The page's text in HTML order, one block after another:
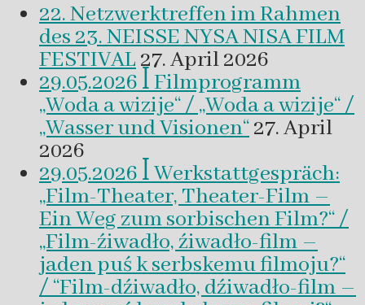
22. Netzwerktreffen im Rahmen
des 23. NEISSE NYSA NISA FILM
FESTIVAL27. April 2026
29.05.2026 ꟾ Filmprogramm
„Woda a wizije“ / „Woda a wizije“ /
„Wasser und Visionen“27. April
2026
29.05.2026 ꟾ Werkstattgespräch:
„Film-Theater, Theater-Film –
Ein Weg zum sorbischen Film?“ /
„Film-źiwadło, źiwadło-film –
jaden puś k serbskemu filmoju?“
/ “Film-dźiwadło, dźiwadło-film –